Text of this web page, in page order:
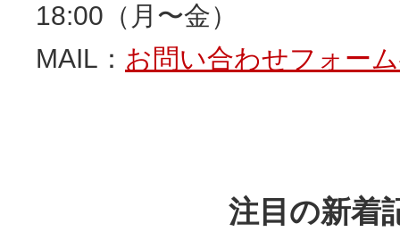
18:00（月〜金）
MAIL： お問い合わせフォー
注目の新着